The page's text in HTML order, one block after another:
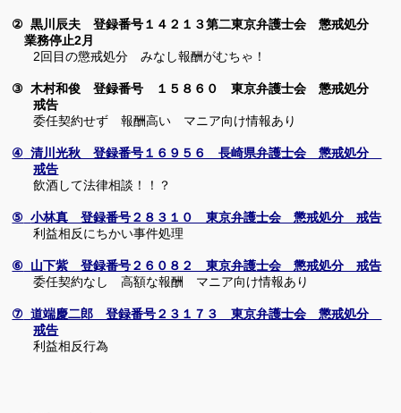
② 黒川辰夫 登録番号１４２１３第二東京弁護士会 懲戒処分
業務停止2月
2回目の懲戒処分 みなし報酬がむちゃ！
③ 木村和俊 登録番号 １５８６０ 東京弁護士会 懲戒処分
戒告
委任契約せず 報酬高い マニア向け情報あり
④ 清川光秋 登録番号１６９５６ 長崎県弁護士会 懲戒処分
戒告
飲酒して法律相談！！？
⑤ 小林真 登録番号２８３１０ 東京弁護士会 懲戒処分 戒告
利益相反にちかい事件処理
⑥
山下紫 登録番号２６０８２ 東京弁護士会 懲戒処分 戒告
委任契約なし 高額な報酬 マニア向け情報あり
⑦ 道端慶二郎 登録番号２３１７３ 東京弁護士会 懲戒処分
戒告
利益相反行為